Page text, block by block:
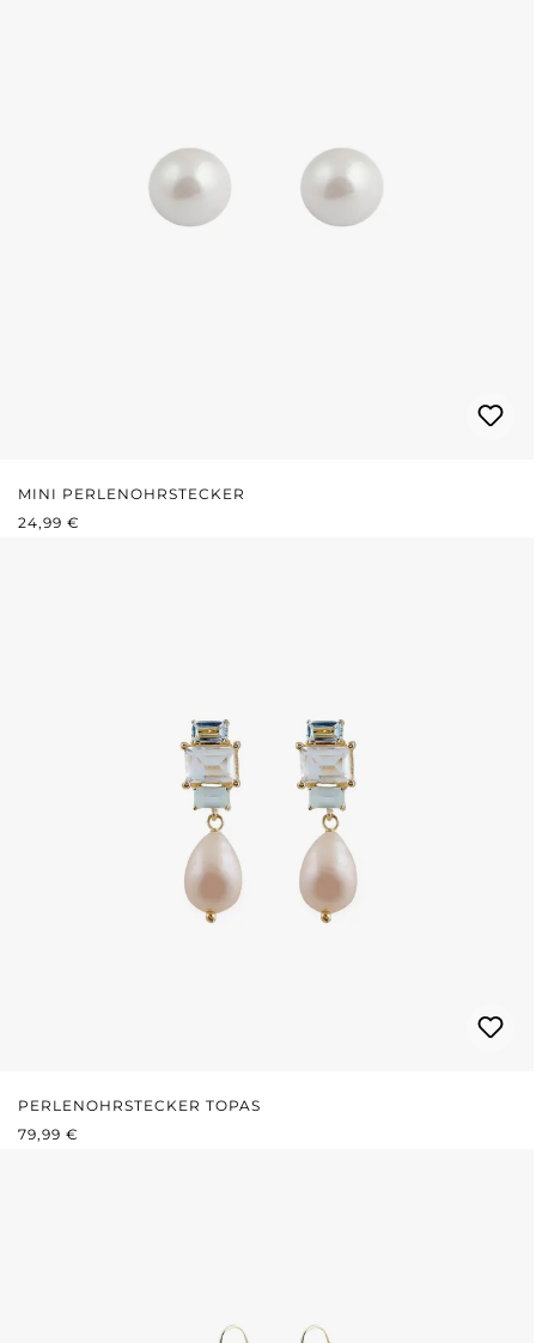
MINI PERLENOHRSTECKER
REGULÄRER PREIS:
24,99 €
PERLENOHRSTECKER TOPAS
REGULÄRER PREIS:
79,99 €